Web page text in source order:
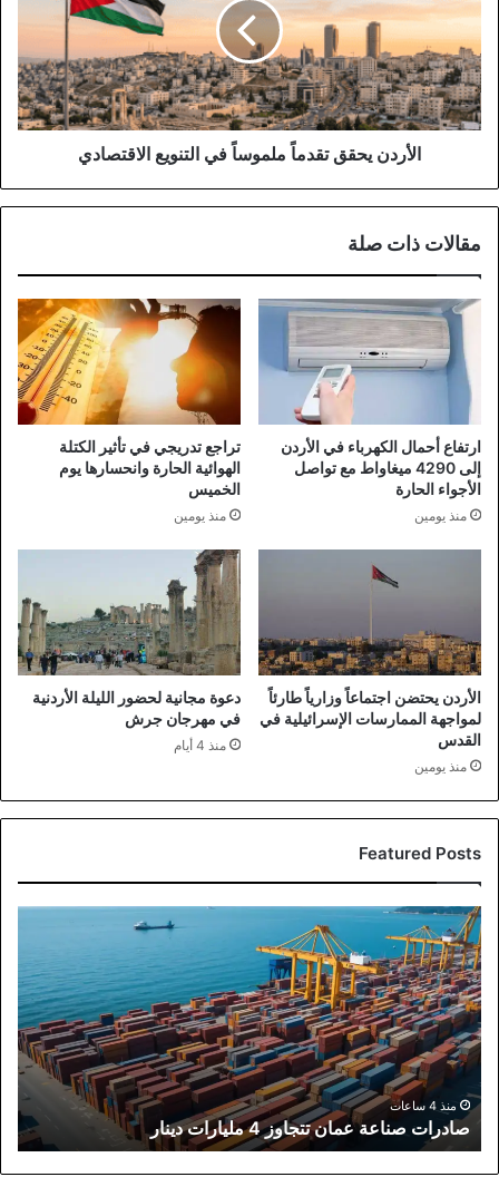
ملموساً
في
التنويع
الاقتصادي
الأردن يحقق تقدماً ملموساً في التنويع الاقتصادي
مقالات ذات صلة
ارتفاع أحمال الكهرباء في الأردن
إلى 4290 ميغاواط مع تواصل
الأجواء الحارة
منذ يومين
تراجع تدريجي في تأثير الكتلة
الهوائية الحارة وانحسارها يوم
الخميس
منذ يومين
الأردن يحتضن اجتماعاً وزارياً طارئاً
لمواجهة الممارسات الإسرائيلية في
القدس
منذ يومين
دعوة مجانية لحضور الليلة الأردنية
في مهرجان جرش
منذ 4 أيام
Featured Posts
صادرات
صناعة
عمان
تتجاوز
4
مليارات
دينار
منذ 4 ساعات
صادرات صناعة عمان تتجاوز 4 مليارات دينار